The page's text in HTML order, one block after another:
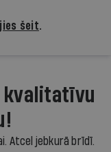
šeit.
Atcel jebkurā brīdī.